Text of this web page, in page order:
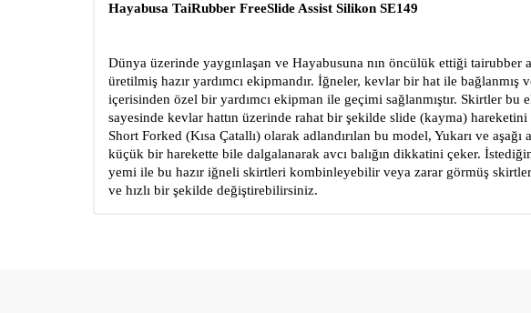
Hayabusa TaiRubber FreeSlide Assist Silikon SE149
Dünya üzerinde yaygınlaşan ve Hayabusuna nın öncülük ettiği tairubber
üretilmiş hazır yardımcı ekipmandır. İğneler, kevlar bir hat ile bağlanmış
içerisinden özel bir yardımcı ekipman ile geçimi sağlanmıştır. Skirtler bu
sayesinde kevlar hattın üzerinde rahat bir şekilde slide (kayma) hareketini
Short Forked (Kısa Çatallı) olarak adlandırılan bu model, Yukarı ve aşağı
küçük bir harekette bile dalgalanarak avcı balığın dikkatini çeker.
yemi ile bu hazır iğneli skirtleri kombinleyebilir veya zarar görmüş
ve hızlı bir şekilde değiştirebilirsiniz.